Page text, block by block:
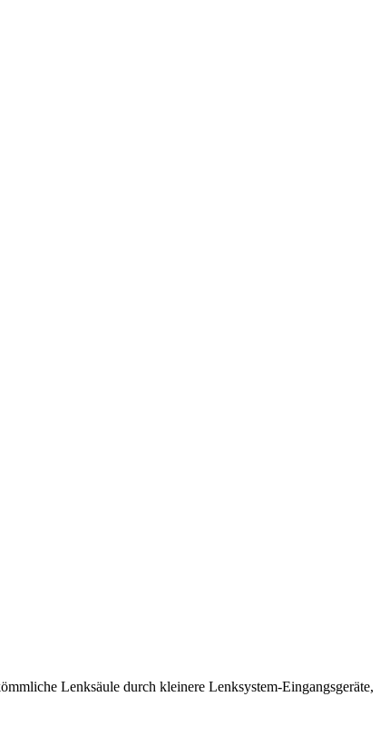
Lenksäule durch kleinere Lenksystem-Eingangsgeräte,